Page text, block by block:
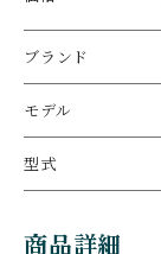
ブランド
モデル
型式
商品詳細